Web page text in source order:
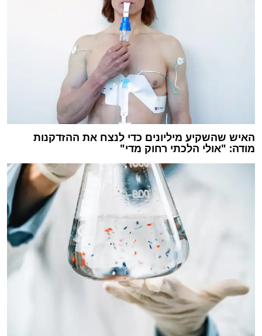
האיש שהשקיע מיליונים כדי לנצח את ההזדקנות
מודה: "אולי הלכתי רחוק מדי"